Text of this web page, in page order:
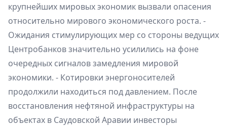
крупнейших мировых экономик вызвали опасения
относительно мирового экономического роста. -
Ожидания стимулирующих мер со стороны ведущих
Центробанков значительно усилились на фоне
очередных сигналов замедления мировой
экономики. - Котировки энергоносителей
продолжили находиться под давлением. После
восстановления нефтяной инфраструктуры на
объектах в Саудовской Аравии инвесторы